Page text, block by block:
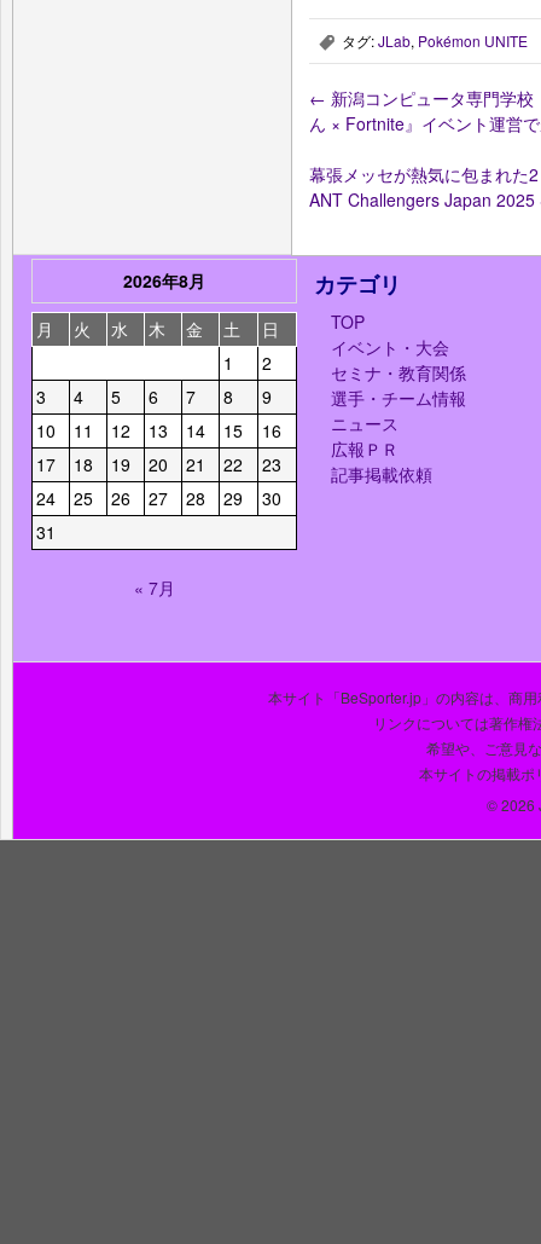
, タグ:JLab, Pokémon UNITE
← 新潟コンピュータ専門学
ん × Fortnite』イベント運営
幕張メッセが熱気に包まれた
ANT Challengers Japan
2026年8月
月
火 水 木 金 土
日
1
2
3
4 5 6 7 8
9
10
11 12 13 14 15
16
17
18 19 20 21 22
23
24
25 26 27 28 29
30
31
« 7月
カテゴリ
TOP
イベント・大会
セミナ・教育関係
選手・チーム情報
ニュース
広報ＰＲ
記事掲載依頼
本サイト「BeSporter.jp」の内容は、商
リンクについては著作権
希望や、ご意見
本サイトの掲載ポ
© 2026